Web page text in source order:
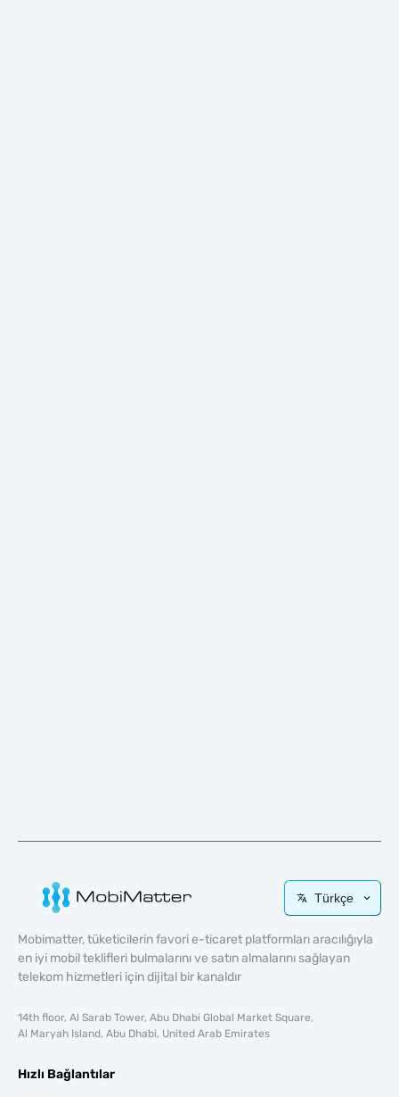
Türkçe
Mobimatter, tüketicilerin favori e-ticaret platformları aracılığıyla
en iyi mobil teklifleri bulmalarını ve satın almalarını sağlayan
telekom hizmetleri için dijital bir kanaldır
14th floor, Al Sarab Tower, Abu Dhabi Global Market Square,
Al Maryah Island, Abu Dhabi, United Arab Emirates
Hızlı Bağlantılar